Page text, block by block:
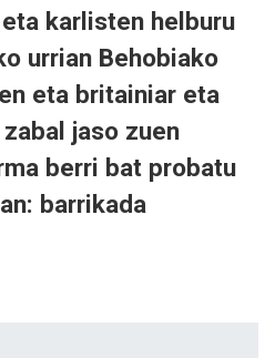
karlisten helburu
urrian Behobiako
eta britainiar eta
jaso zuen
berri bat probatu
barrikada